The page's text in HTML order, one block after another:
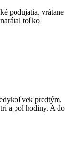
podujatia, vrátane
toľko
predtým.
a pol hodiny. A do